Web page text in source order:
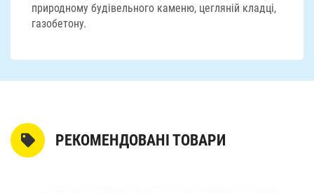
природному будівельного каменю, цегляній кладці,
газобетону.
РЕКОМЕНДОВАНІ ТОВАРИ